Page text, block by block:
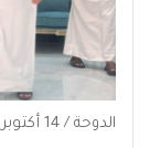
الدوحة / 14 أكتوبر :